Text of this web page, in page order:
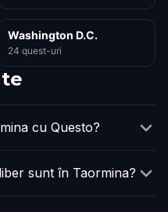
Washington D.C.
24 quest-uri
cu Questo?
sunt în Taormina?